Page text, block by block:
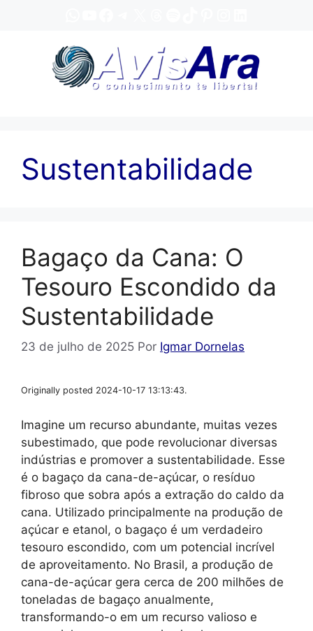
Sustentabilidade
Bagaço da Cana: O
Tesouro Escondido da
Sustentabilidade
23 de julho de 2025 Por Igmar Dornelas
Originally posted 2024-10-17 13:13:43.
Imagine um recurso abundante, muitas vezes
subestimado, que pode revolucionar diversas
indústrias e promover a sustentabilidade. Esse
é o bagaço da cana-de-açúcar, o resíduo
fibroso que sobra após a extração do caldo da
cana. Utilizado principalmente na produção de
açúcar e etanol, o bagaço é um verdadeiro
tesouro escondido, com um potencial incrível
de aproveitamento. No Brasil, a produção de
cana-de-açúcar gera cerca de 200 milhões de
toneladas de bagaço anualmente,
transformando-o em um recurso valioso e